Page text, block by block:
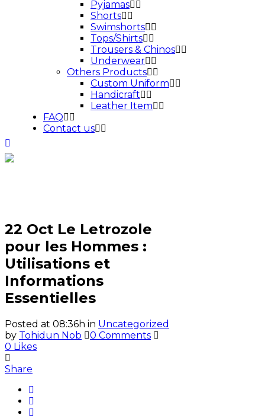
Pyjamas
Shorts
Swimshorts
Tops/Shirts
Trousers & Chinos
Underwear
Others Products
Custom Uniform
Handicraft
Leather Item
FAQ
Contact us
22 Oct Le Letrozole
pour les Hommes :
Utilisations et
Informations
Essentielles
Posted at 08:36h in Uncategorized
by Tohidun Nob
0 Comments
0 Likes
Share